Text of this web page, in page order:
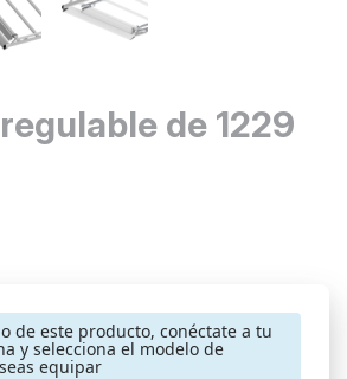
de 1229
de este producto, conéctate a tu
y selecciona el modelo de
equipar